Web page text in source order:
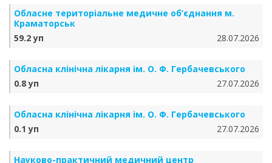
Обласне територіальне медичне об’єднання м.
Краматорськ
59.2 уп
28.07.2026
Обласна клінічна лікарня ім. О. Ф. Гербачевського
0.8 уп
27.07.2026
Обласна клінічна лікарня ім. О. Ф. Гербачевського
0.1 уп
27.07.2026
Науково-практичний медичний центр